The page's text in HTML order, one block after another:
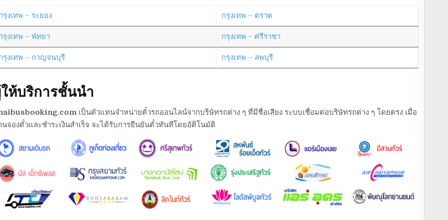
รุงเทพ – ระยอง กรุงเทพ – ตราด
รุงเทพ – พัทยา กรุงเทพ – ศรีราชา
รุงเทพ – กาญจนบุรี กรุงเทพ – ลพบุรี
ห้บริการชั้นนำ
เป็นตัวแทนจำหน่ายตั๋วรถออนไลน์จากบริษัทรถต่าง ๆ ที่มีชื่อเสียง ระบบเชื่อมต่อบริษัทรถต่าง ๆ โดยตรง เมื่อ
นจองตั๋วและชำระเงินสำเร็จ จะได้รับการยืนยันตั๋วทันทีโดยอัติโนมัติ